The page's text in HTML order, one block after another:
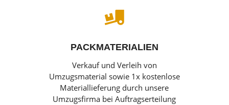

PACKMATERIALIEN
Verkauf und Verleih von
Umzugsmaterial sowie 1x kostenlose
Materiallieferung durch unsere
Umzugsfirma bei Auftragserteilung